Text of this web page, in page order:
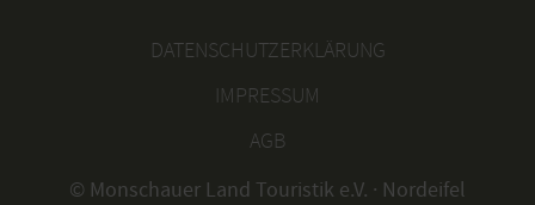
DATENSCHUTZERKLÄRUNG
IMPRESSUM
AGB
© Monschauer Land Touristik e.V. · Nordeifel